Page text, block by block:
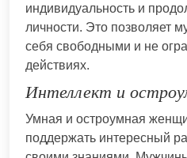
индивидуальность и
личности. Это позволяет
себя свободными и не
действиях.
Интеллект и
Умная и остроумная
поддержать интересный